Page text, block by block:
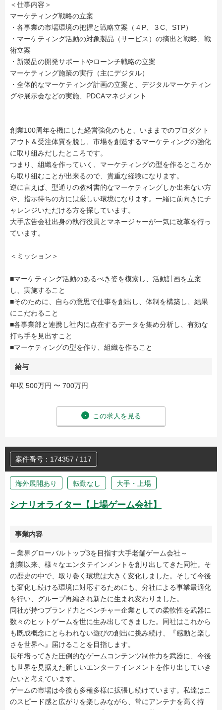
＜仕事内容＞
マーケティング戦略の立案
・各事業の市場環境の把握と戦略立案（４P、３C、STP）
・マーケティング活動の対象製品（サービス）の摘出と戦略、戦
術立案
・新製品の開発サポートやローンチ戦略の立案
マーケティング施策の実行（主にデジタル）
・全体的なマーケティング計画の立案と、デジタルマーケティン
グや展示会などの実施、PDCAマネジメント
創業100周年を機にした経営強化のもと、いままでのプロダクト
アウト＆受注体質を脱し、市場を創造するマーケティングの強化
に取り組みだしたところです。
つまり、組織を作っていく、マーケティングの型を作るところか
ら取り組むことが出来るので、貴重な経験になります。
逆に言えば、型通りの教科書的なマーケティングしか出来ない方
や、指示待ちの方には厳しい環境になります。一緒に前向きにチ
ャレンジいただける方を探しています。
大手広告会社出身の執行役員とマネージャーが一気に改革を行っ
ています。
＜ミッション＞
■マーケティング活動のあるべき姿を模索し、活動計画を立案
し、実施すること
■そのために、自らの意思で仕事を創出し、体制を構築し、結果
にこだわること
■各事業部と連携し社内に点在するデータを集め分析し、有効な
打ち手を見出すこと
■マーケティングの型を作り、組織を作ること
給与
年収 500万円 〜 700万円
この求人を見る
案件番号：174357 / 117
海外展開あり 転勤なし 大手・上場
シナリオライター【上場ゲーム会社】
事業内容
～業界グローバルトップ3を目指す大手老舗ゲーム会社～
創業以来、様々なエンタテインメントを創り出してきた同社。そ
の歴史の中で、取り巻く環境は大きく変化しました。そして今後
も変化し続ける環境に対応するためにも、分社による事業最適化
を行い、グループ再編され新たに生まれ変わりました。
同社が持つブランド力とベンチャー企業としての柔軟性を武器に
数々のヒットゲームを世に生み出してきました。同社はこれから
も既成概念にとらわれない遊びの創出に挑み続け、『感動と楽し
さを世界へ』届けることを目指します。
長年培ってきた圧倒的なゲームコンテンツ制作力を武器に、今後
も世界を見据えた新しいエンターテインメントを作り出していき
たいと考えています。
ゲームの市場は今後も多種多様に拡張し続けています。私達はこ
のスピード感と広がりを楽しみながら、常にアンテナを高く持